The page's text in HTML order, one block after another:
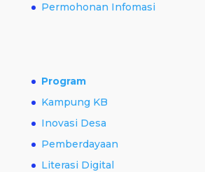
Permohonan Infomasi
Program
Kampung KB
Inovasi Desa
Pemberdayaan
Literasi Digital